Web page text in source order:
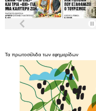
Τα πρωτοσέλιδα των εφημερίδων